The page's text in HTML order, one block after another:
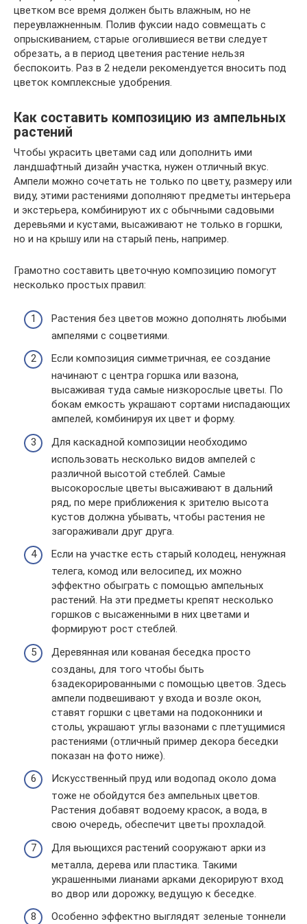
цветком все время должен быть влажным, но не
переувлажненным. Полив фуксии надо совмещать с
опрыскиванием, старые оголившиеся ветви следует
обрезать, а в период цветения растение нельзя
беспокоить. Раз в 2 недели рекомендуется вносить под
цветок комплексные удобрения.
Как составить композицию из ампельных
растений
Чтобы украсить цветами сад или дополнить ими
ландшафтный дизайн участка, нужен отличный вкус.
Ампели можно сочетать не только по цвету, размеру или
виду, этими растениями дополняют предметы интерьера
и экстерьера, комбинируют их с обычными садовыми
деревьями и кустами, высаживают не только в горшки,
но и на крышу или на старый пень, например.
Грамотно составить цветочную композицию помогут
несколько простых правил:
Растения без цветов можно дополнять любыми
ампелями с соцветиями.
Если композиция симметричная, ее создание
начинают с центра горшка или вазона,
высаживая туда самые низкорослые цветы. По
бокам емкость украшают сортами ниспадающих
ампелей, комбинируя их цвет и форму.
Для каскадной композиции необходимо
использовать несколько видов ампелей с
различной высотой стеблей. Самые
высокорослые цветы высаживают в дальний
ряд, по мере приближения к зрителю высота
кустов должна убывать, чтобы растения не
загораживали друг друга.
Если на участке есть старый колодец, ненужная
телега, комод или велосипед, их можно
эффектно обыграть с помощью ампельных
растений. На эти предметы крепят несколько
горшков с высаженными в них цветами и
формируют рост стеблей.
Деревянная или кованая беседка просто
созданы, для того чтобы быть
6задекорированными с помощью цветов. Здесь
ампели подвешивают у входа и возле окон,
ставят горшки с цветами на подоконники и
столы, украшают углы вазонами с плетущимися
растениями (отличный пример декора беседки
показан на фото ниже).
Искусственный пруд или водопад около дома
тоже не обойдутся без ампельных цветов.
Растения добавят водоему красок, а вода, в
свою очередь, обеспечит цветы прохладой.
Для вьющихся растений сооружают арки из
металла, дерева или пластика. Такими
украшенными лианами арками декорируют вход
во двор или дорожку, ведущую к беседке.
Особенно эффектно выглядят зеленые тоннели